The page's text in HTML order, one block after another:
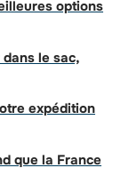
options
le sac,
expédition
que la France